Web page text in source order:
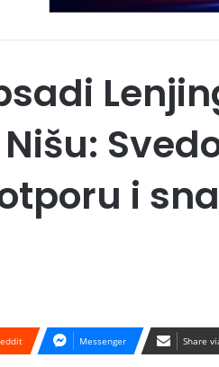
i
Messenger Share